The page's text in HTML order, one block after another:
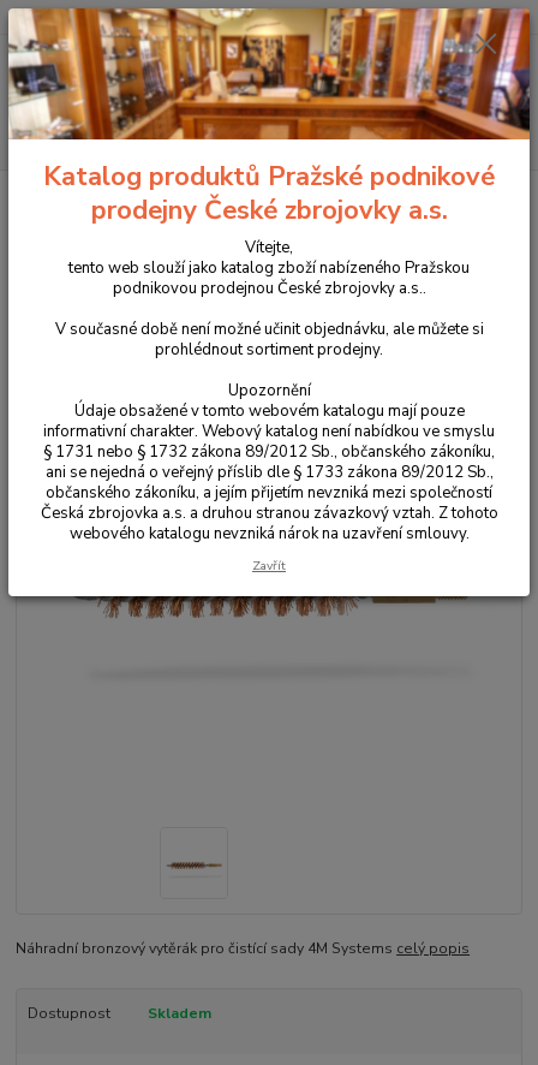
Menu
Hledat
+420 225 375 800
Péče o zbraně Vytěrák bronz 4M Systems 9mm
Vytěrák bronz 4M Systems 9mm
Náhradní bronzový vytěrák pro čistící sady 4M Systems celý popis
Dostupnost Skladem
Katalog produktů Pražské podnikové
prodejny České zbrojovky a.s.
Vítejte,
tento web slouží jako katalog zboží nabízeného Pražskou
podnikovou prodejnou České zbrojovky a.s..
V současné době není možné učinit objednávku, ale můžete si
prohlédnout sortiment prodejny.
Upozornění
Údaje obsažené v tomto webovém katalogu mají pouze
informativní charakter. Webový katalog není nabídkou ve smyslu
§ 1731 nebo § 1732 zákona 89/2012 Sb., občanského zákoníku,
ani se nejedná o veřejný příslib dle § 1733 zákona 89/2012 Sb.,
občanského zákoníku, a jejím přijetím nevzniká mezi společností
Česká zbrojovka a.s. a druhou stranou závazkový vztah. Z tohoto
webového katalogu nevzniká nárok na uzavření smlouvy.
Zavřít